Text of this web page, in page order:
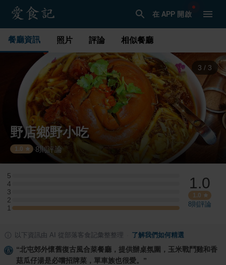
在 APP 開啟
餐廳資訊 照片 評論 相似餐廳
1 / 3
野店鄉野小吃
1.0 ·8則評論
5
5 星：0 則評論
4
4 星：0 則評論
3
3 星：0 則評論
2
2 星：0 則評論
1
1 星：2 則評論
1.0
1.0
8則評論
以下資訊由 AI 從部落客食記彙整整理 了解我們如何精選
“北屯郊外懷舊復古風合菜餐廳，提供辦桌氛圍，玉米戰鬥雞和香
菇瓜仔湯是必嚐招牌菜，單車族也很愛。 ”